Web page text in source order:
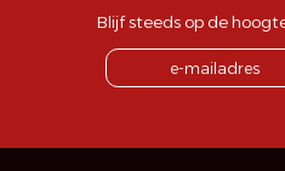
Blijf steeds op de